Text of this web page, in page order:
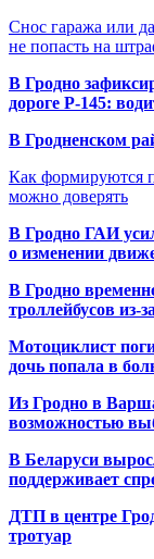
Снос гаража или
не попасть на
В Гродно
дороге Р-145:
В Гродненском
Как формируются
можно доверять
В Гродно ГАИ
о изменении
В Гродно
троллейбусов из-
Мотоциклист
дочь попала в
Из Гродно в
возможностью
В Беларуси
поддерживает
ДТП в центре
тротуар